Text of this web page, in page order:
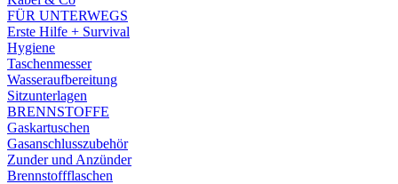
FÜR UNTERWEGS
Erste Hilfe + Survival
Hygiene
Taschenmesser
Wasseraufbereitung
Sitzunterlagen
BRENNSTOFFE
Gaskartuschen
Gasanschlusszubehör
Zunder und Anzünder
Brennstoffflaschen